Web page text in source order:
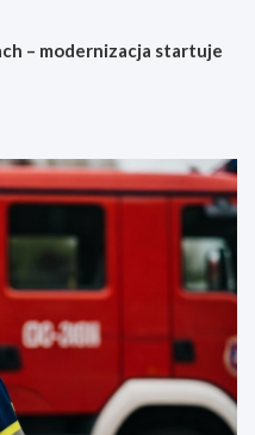
– modernizacja startuje